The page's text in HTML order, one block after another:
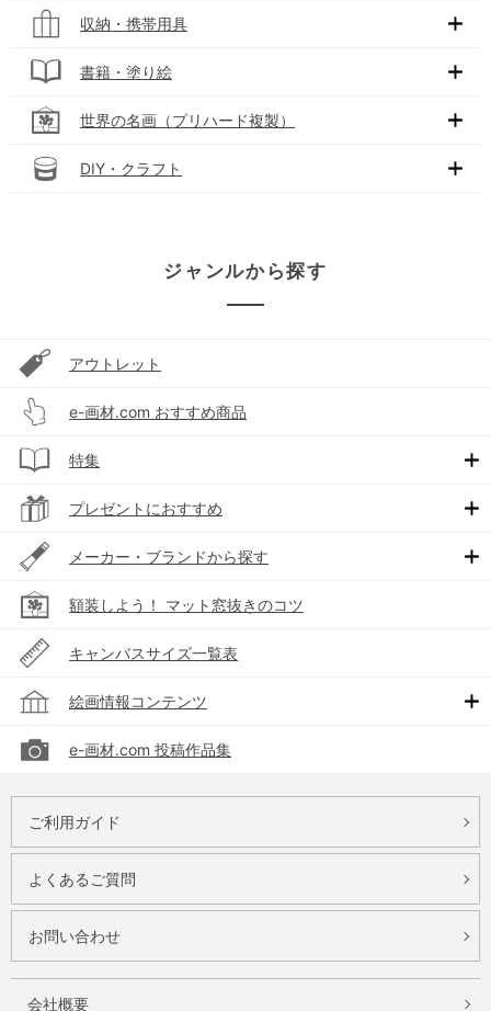
収納・携帯用具
書籍・塗り絵
世界の名画（プリハード複製）
DIY・クラフト
ジャンルから探す
アウトレット
e-画材.com おすすめ商品
特集
プレゼントにおすすめ
メーカー・ブランドから探す
額装しよう！ マット窓抜きのコツ
キャンバスサイズ一覧表
絵画情報コンテンツ
e-画材.com 投稿作品集
ご利用ガイド
よくあるご質問
お問い合わせ
会社概要